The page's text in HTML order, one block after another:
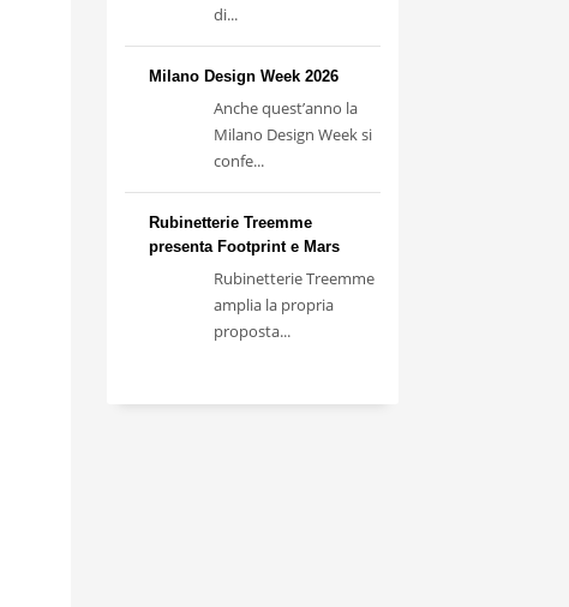
di...
Milano Design Week 2026
Anche quest’anno la
Milano Design Week si
confe...
Rubinetterie Treemme
presenta Footprint e Mars
Rubinetterie Treemme
amplia la propria
proposta...